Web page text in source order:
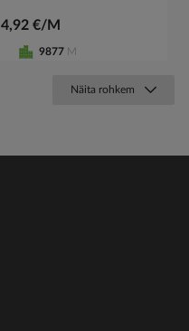
4,92 €/M
9877 M
Näita rohkem